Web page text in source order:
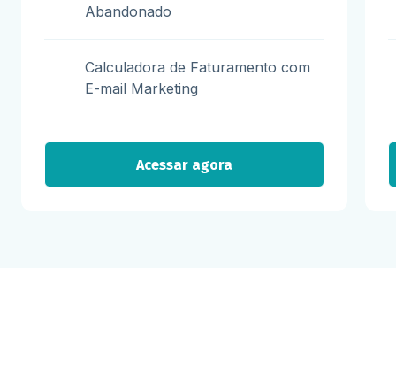
Abandonado
Calculadora de Faturamento com
E-mail Marketing
Acessar agora